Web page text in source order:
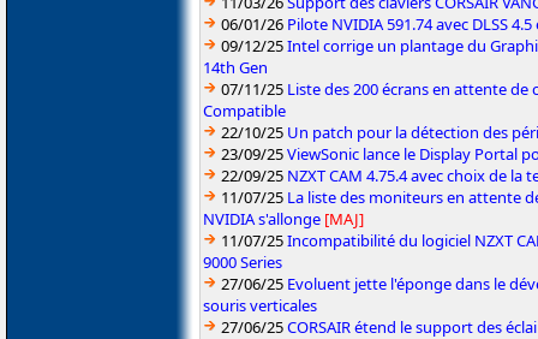
06/01/26 Pilote NVIDIA 591.74 avec DLSS
09/12/25Intel corrige un plantage du
14th Gen
07/11/25 Liste des 200 écrans en attente de
Compatible
22/10/25 Un patch pour la détection des
23/09/25ViewSonic lance le Display Portal
22/09/25 NZXT CAM 4.75.4 avec choix de la
11/07/25 La liste des moniteurs en attente
NVIDIA s'allonge [MAJ]
11/07/25Incompatibilité du logiciel NZXT
9000 Series
27/06/25 Evoluent jette l'éponge dans le
souris verticales
27/06/25CORSAIR étend le support des